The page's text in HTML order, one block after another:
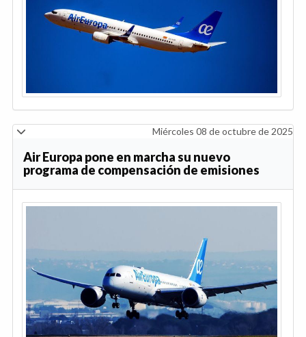
Miércoles 08 de octubre de 2025
Air Europa pone en marcha su nuevo
programa de compensación de emisiones